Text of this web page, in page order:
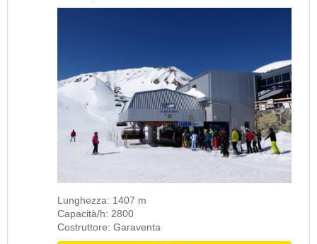
Lunghezza: 1407 m
Capacità/h: 2800
Costruttore: Garaventa